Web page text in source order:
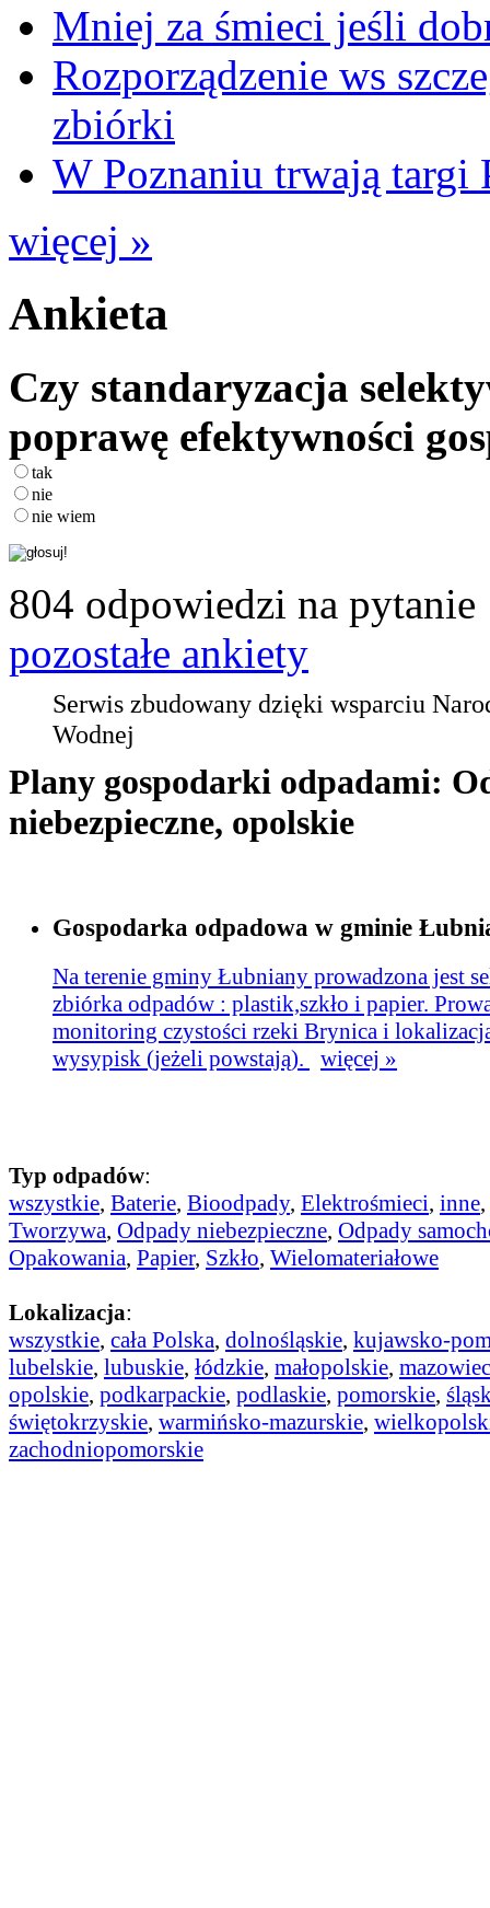
Mniej za śmieci jeśli
Rozporządzenie ws
zbiórki
W Poznaniu trwają
więcej »
Ankieta
Czy standaryzacja
poprawę efektywności
tak
nie
nie wiem
804 odpowiedzi na pytanie
pozostałe ankiety
Serwis zbudowany dzięki wsparciu
Wodnej
Plany gospodarki odpadami:
niebezpieczne, opolskie
Gospodarka odpadowa w gminie
Na terenie gminy Łubniany prowadzona jest
zbiórka odpadów : plastik,szkło i papier.
monitoring czystości rzeki Brynica i
wysypisk (jeżeli powstają).
więcej »
Typ odpadów:
wszystkie, Baterie, Bioodpady, Elektrośmieci, inne,
Tworzywa, Odpady niebezpieczne, Odpady
Opakowania, Papier, Szkło, Wielomateriałowe
Lokalizacja:
wszystkie, cała Polska, dolnośląskie, kujawsko-
lubelskie, lubuskie, łódzkie, małopolskie,
opolskie, podkarpackie, podlaskie, pomorskie,
świętokrzyskie, warmińsko-mazurskie,
zachodniopomorskie